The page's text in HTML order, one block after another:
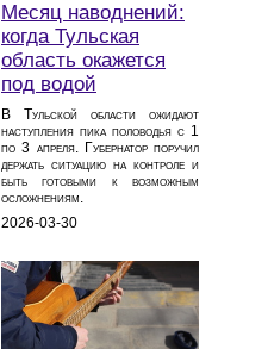
Месяц наводнений:
когда Тульская
область окажется
под водой
В Тульской области ожидают
наступления пика половодья с 1
по 3 апреля. Губернатор поручил
держать ситуацию на контроле и
быть готовыми к возможным
осложнениям.
2026-03-30